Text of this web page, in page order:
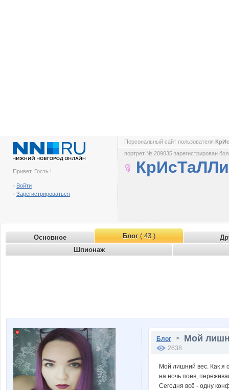
Привет, Гость !
- Войти
- Зарегистрироваться
Персональный сайт пользователя
портрет № 209035 зарегистрирован
Основное Блог( 43 )
Шпионаж
Блог > Мой
2638
Мой лишний вес. Как я
на ночь поев,
Сегодня всё - одну